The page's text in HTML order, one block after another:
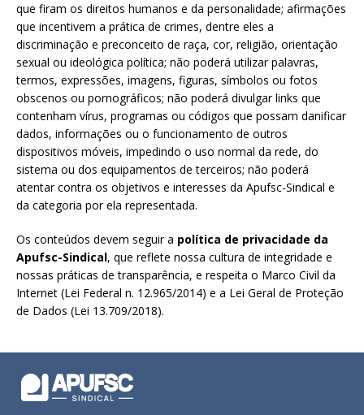
que firam os direitos humanos e da personalidade; afirmações
que incentivem a prática de crimes, dentre eles a
discriminação e preconceito de raça, cor, religião, orientação
sexual ou ideológica política; não poderá utilizar palavras,
termos, expressões, imagens, figuras, símbolos ou fotos
obscenos ou pornográficos; não poderá divulgar links que
contenham vírus, programas ou códigos que possam danificar
dados, informações ou o funcionamento de outros
dispositivos móveis, impedindo o uso normal da rede, do
sistema ou dos equipamentos de terceiros; não poderá
atentar contra os objetivos e interesses da Apufsc-Sindical e
da categoria por ela representada.
Os conteúdos devem seguir a política de privacidade da
Apufsc-Sindical, que reflete nossa cultura de integridade e
nossas práticas de transparência, e respeita o Marco Civil da
Internet (Lei Federal n. 12.965/2014) e a Lei Geral de Proteção
de Dados (Lei 13.709/2018).